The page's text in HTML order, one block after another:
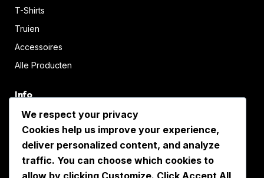
T-Shirts
Truien
Accessoires
Alle Producten
Info
Over Ons
Retourneren
Hastelweg 232, Eindhoven
We respect your privacy
Cookies help us improve your experience,
deliver personalized content, and analyze
traffic. You can choose which cookies to
allow by clicking Customize. Click Accept All